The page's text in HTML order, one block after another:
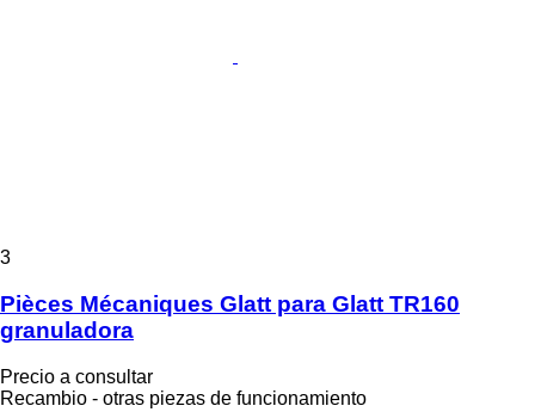
3
Pièces Mécaniques Glatt para Glatt TR160
granuladora
Precio a consultar
Recambio - otras piezas de funcionamiento